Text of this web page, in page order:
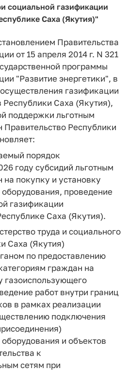
социальной газификации
Саха (Якутия)"
Правительства
от 15 апреля 2014 г. N 321
программы
"Развитие энергетики", в
газификации
Республики Саха (Якутия),
поддержки льготным
Правительство Республики
порядок
году субсидий льготным
покупку и установку
проведение
газификации
Саха (Якутия).
труда и социального
Саха (Якутия)
по предоставлению
граждан на
газоиспользующего
работ внутри границ
в рамках реализации
подключения
и объектов
к
сетям при